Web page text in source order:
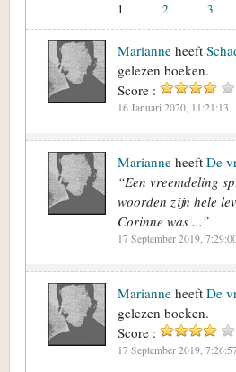
1 2 3
Marianne heeft
gelezen boeken.
Score :
16 Januari 2020, 11:21:13
Marianne heeft De
“Een vreemdeling
woorden zijn hele
Corinne was ...”
17 September 2019,
Marianne heeft De
gelezen boeken.
Score :
17 September 2019, 7:26:57